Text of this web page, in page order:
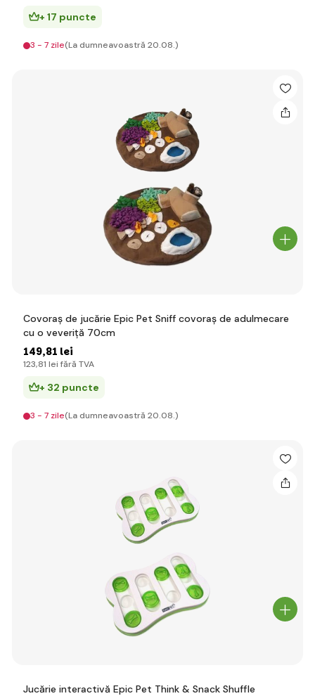
+ 17 puncte
3 - 7 zile(La dumneavoastră 20.08.)
Covoraș de jucărie Epic Pet Sniff covoraș de adulmecare
cu o veveriță 70cm
149,81 lei
123,81 lei fără TVA
+ 32 puncte
3 - 7 zile(La dumneavoastră 20.08.)
Jucărie interactivă Epic Pet Think & Snack Shuffle